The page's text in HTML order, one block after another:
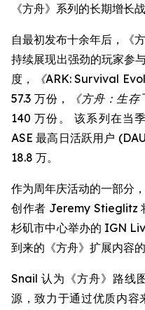
《方舟》系列的长期增长战
自最初发布十余年后，《
持续展现出强劲的玩家参
度，
《ARK: Survival
57.3 万份，
《方舟：生存
140 万份。 该系列在当
ASE 最高日活跃用户
18.8 万。
作为周年庆活动的一部分
创作者 Jeremy Stieglitz
杉矶市中心举办的 IGN
到来的《方舟》扩展内容的
Snail 认为《方舟》路线
源，致力于通过优质内容